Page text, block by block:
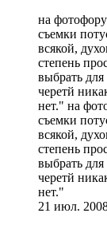
на
съемки
всякой,
степень
выбрать
черетй
нет." на
съемки
всякой,
степень
выбрать
черетй
нет."
21 июл.